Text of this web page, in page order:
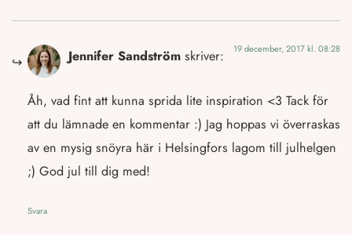
Jennifer Sandström skriver: 19 december, 2017 kl. 08:28
Åh, vad fint att kunna sprida lite inspiration <3 Tack för
att du lämnade en kommentar :) Jag hoppas vi överraskas
av en mysig snöyra här i Helsingfors lagom till julhelgen
;) God jul till dig med!
Svara